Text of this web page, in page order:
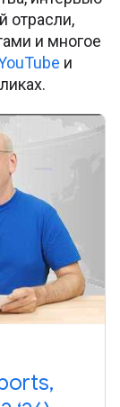
отрасли,
и многое
и